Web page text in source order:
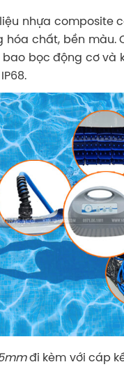
nhựa composite
hóa chất, bền màu.
bọc động cơ và
đi kèm với cáp